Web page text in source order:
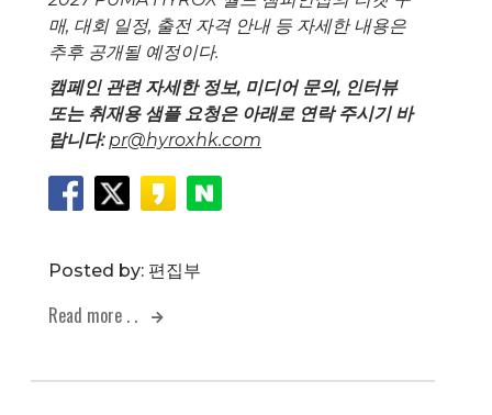
매, 대회 일정, 출전 자격 안내 등 자세한 내용은
추후 공개될 예정이다.
캠페인 관련 자세한 정보, 미디어 문의, 인터뷰
또는 취재용 샘플 요청은 아래로 연락 주시기 바
랍니다:pr@hyroxhk.com
Posted by: 편집부
Read more . .